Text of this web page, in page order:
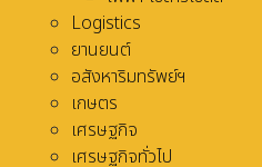
Logistics
ยานยนต์
อสังหาริมทรัพย์ฯ
เกษตร
เศรษฐกิจ
เศรษฐกิจทั่วไป